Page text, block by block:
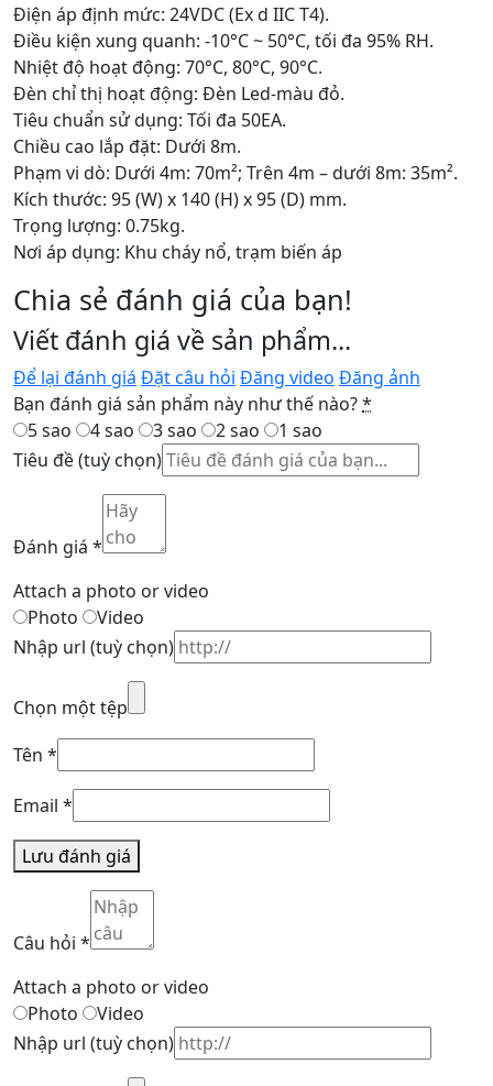
Điện áp định mức: 24VDC (Ex d IIC T4).
Điều kiện xung quanh: -10°C ~ 50°C, tối đa 95% RH.
Nhiệt độ hoạt động: 70°C, 80°C, 90°C.
Đèn chỉ thị hoạt động: Đèn Led-màu đỏ.
Tiêu chuẩn sử dụng: Tối đa 50EA.
Chiều cao lắp đặt: Dưới 8m.
Phạm vi dò: Dưới 4m: 70m²; Trên 4m – dưới 8m: 35m².
Kích thước: 95 (W) x 140 (H) x 95 (D) mm.
Trọng lượng: 0.75kg.
Nơi áp dụng: Khu cháy nổ, trạm biến áp
Chia sẻ đánh giá của bạn!
Viết đánh giá về sản phẩm...
Để lại đánh giá Đặt câu hỏi Đăng video Đăng ảnh
Bạn đánh giá sản phẩm này như thế nào?*
5 sao
4 sao 3 sao 2 sao
1 sao
Tiêu đề(tuỳ chọn)
Đánh giá *
Attach a photo or video
Photo
Video
Nhập url (tuỳ chọn)
Chọn một tệp
Tên *
Email *
Lưu đánh giá
Câu hỏi *
Attach a photo or video
Photo
Video
Nhập url (tuỳ chọn)